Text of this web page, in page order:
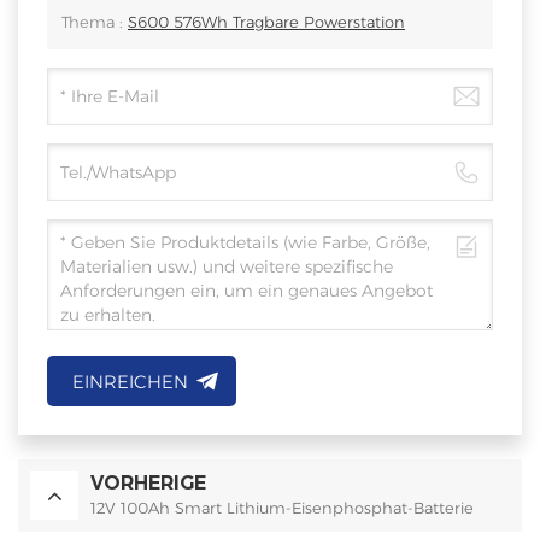
Thema : S600 576Wh Tragbare Powerstation
EINREICHEN
VORHERIGE
12V 100Ah Smart Lithium-Eisenphosphat-Batterie